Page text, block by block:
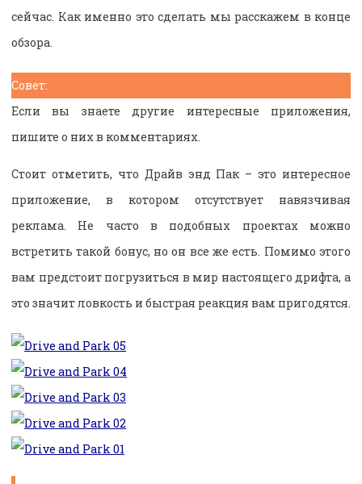
сейчас. Как именно это сделать мы расскажем в конце
обзора.
Совет:
Если вы знаете другие интересные приложения,
пишите о них в комментариях.
Стоит отметить, что Драйв энд Пак – это интересное
приложение, в котором отсутствует навязчивая
реклама. Не часто в подобных проектах можно
встретить такой бонус, но он все же есть. Помимо этого
вам предстоит погрузиться в мир настоящего дрифта, а
это значит ловкость и быстрая реакция вам пригодятся.